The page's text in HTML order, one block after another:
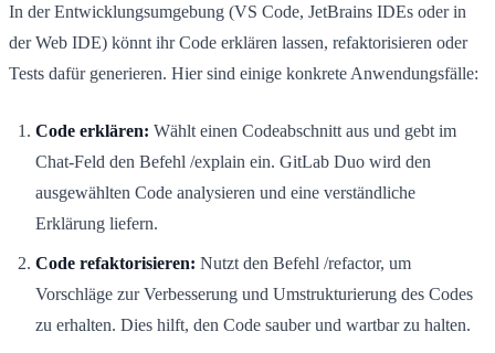
In der Entwicklungsumgebung (VS Code, JetBrains IDEs oder in
der Web IDE) könnt ihr Code erklären lassen, refaktorisieren oder
Tests dafür generieren. Hier sind einige konkrete Anwendungsfälle:
Code erklären: Wählt einen Codeabschnitt aus und gebt im
Chat-Feld den Befehl /explain ein. GitLab Duo wird den
ausgewählten Code analysieren und eine verständliche
Erklärung liefern.
Code refaktorisieren: Nutzt den Befehl /refactor, um
Vorschläge zur Verbesserung und Umstrukturierung des Codes
zu erhalten. Dies hilft, den Code sauber und wartbar zu halten.